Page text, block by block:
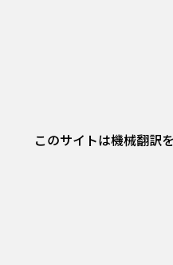
このサイトは機械翻訳